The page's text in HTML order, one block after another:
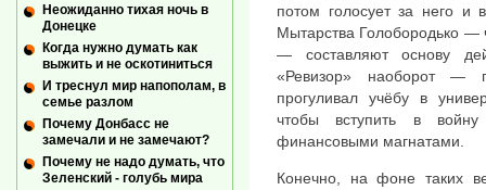
потом голосует за него и
Мытарства Голобородько —
— составляют основу
«Ревизор» наоборот —
прогуливал учёбу в
чтобы вступить в
финансовыми магнатами.
Конечно, на фоне таких
Неожиданно тихая ночь в
Донецке
Когда нужно думать как
выжить и не оскотиниться
И треснул мир напополам, в
семье разлом
Почему Донбасс не
замечали и не замечают?
Почему не надо думать, что
Зеленский - голубь мира